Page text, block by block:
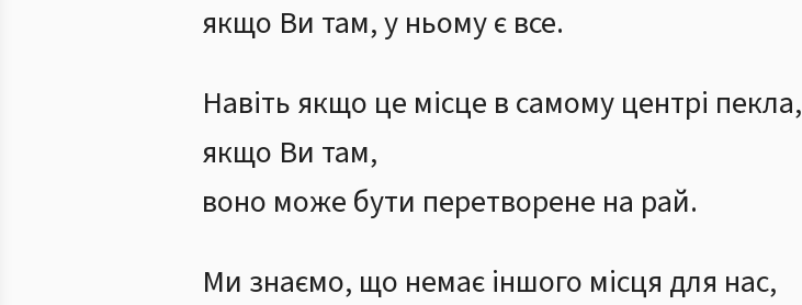
якщо Ви там, у ньому є все.
Навіть якщо це місце в самому центрі пекла,
якщо Ви там,
воно може бути перетворене на рай.
Ми знаємо, що немає іншого місця для нас,